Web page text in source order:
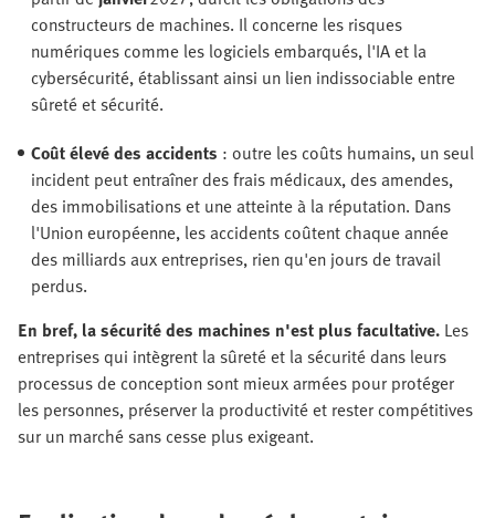
constructeurs de machines. Il concerne les risques
numériques comme les logiciels embarqués, l'IA et la
cybersécurité, établissant ainsi un lien indissociable entre
sûreté et sécurité.
Coût élevé des accidents : outre les coûts humains, un seul
incident peut entraîner des frais médicaux, des amendes,
des immobilisations et une atteinte à la réputation. Dans
l'Union européenne, les accidents coûtent chaque année
des milliards aux entreprises, rien qu'en jours de travail
perdus.
En bref, la sécurité des machines n'est plus facultative. Les
entreprises qui intègrent la sûreté et la sécurité dans leurs
processus de conception sont mieux armées pour protéger
les personnes, préserver la productivité et rester compétitives
sur un marché sans cesse plus exigeant.